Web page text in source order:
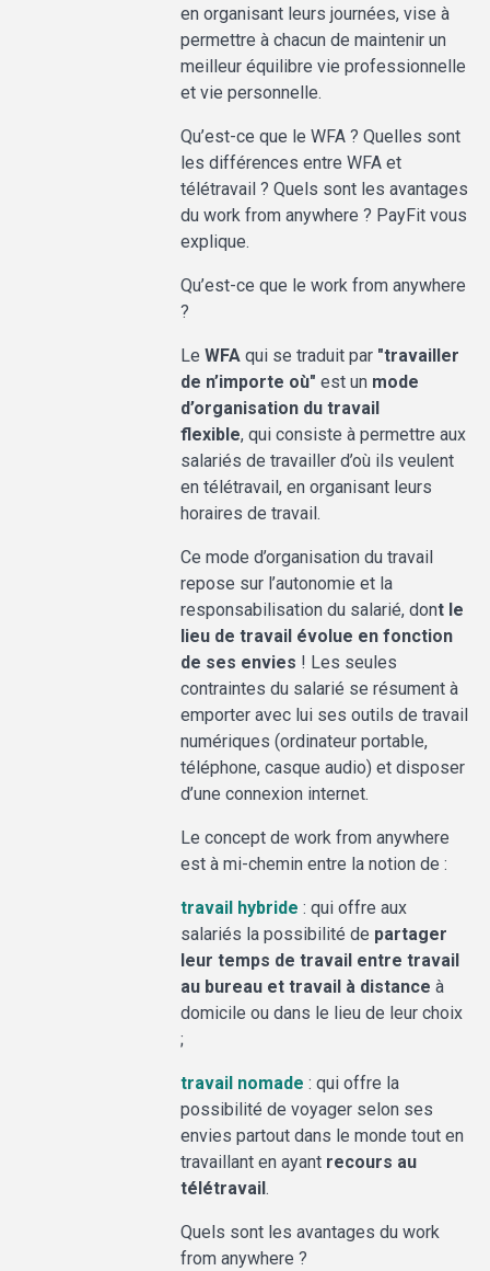
en organisant leurs journées, vise à
permettre à chacun de maintenir un
meilleur équilibre vie professionnelle
et vie personnelle.
Qu’est-ce que le WFA ? Quelles sont
les différences entre WFA et
télétravail ? Quels sont les avantages
du work from anywhere ? PayFit vous
explique.
Qu’est-ce que le work from anywhere
?
LeWFA qui se traduit par "travailler
de n’importe où"est un mode
d’organisation du travail
flexible, qui consiste à permettre aux
salariés de travailler d’où ils veulent
en télétravail, en organisant leurs
horaires de travail.
Ce mode d’organisation du travail
repose sur l’autonomie et la
responsabilisation du salarié, dont le
lieu de travail évolue en fonction
de ses envies ! Les seules
contraintes du salarié se résument à
emporter avec lui ses outils de travail
numériques (ordinateur portable,
téléphone, casque audio) et disposer
d’une connexion internet.
Le concept de work from anywhere
est à mi-chemin entre la notion de :
travail hybride : qui offre aux
salariés la possibilité de partager
leur temps de travail entre travail
au bureau et travail à distance à
domicile ou dans le lieu de leur choix
;
travail nomade : qui offre la
possibilité de voyager selon ses
envies partout dans le monde tout en
travaillant en ayant recours au
télétravail.
Quels sont les avantages du work
from anywhere ?